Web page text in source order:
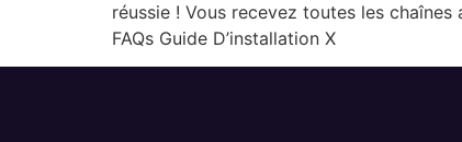
réussie ! Vous recevez toutes les
FAQs Guide D’installation X